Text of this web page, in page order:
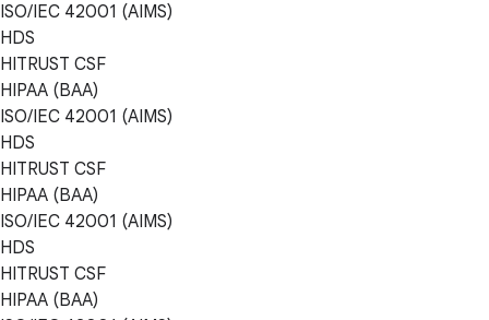
ISO/IEC 42001 (AIMS)
HDS
HITRUST CSF
HIPAA (BAA)
ISO/IEC 42001 (AIMS)
HDS
HITRUST CSF
HIPAA (BAA)
ISO/IEC 42001 (AIMS)
HDS
HITRUST CSF
HIPAA (BAA)